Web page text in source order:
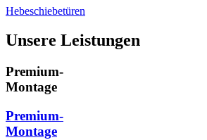
Hebeschiebetüren
Unsere Leistungen
Premium-
Montage
Premium-
Montage